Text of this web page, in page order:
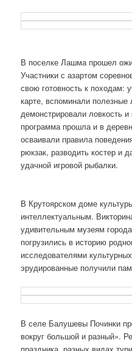
В поселке Лашма прошел
Участники с азартом
свою готовность к походам:
карте, вспоминали полезные
демонстрировали ловкость
программа прошла и в
осваивали правила
рюкзак, разводить костер и
удачной игровой рыбалки.
В Крутоярском доме
интеллектуальным.
удивительным музеям
погрузились в историю
исследователями
эрудированные получили
В селе Балушевы Починки
вокруг большой и разный».